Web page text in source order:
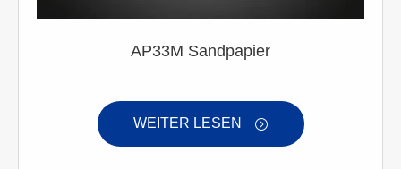
AP33M Sandpapier
WEITER LESEN 